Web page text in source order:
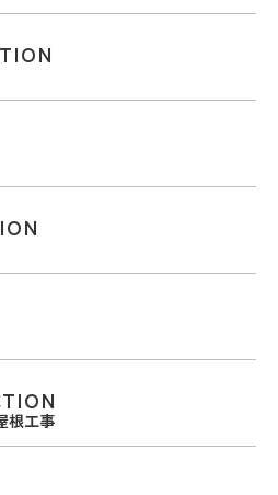
根工事